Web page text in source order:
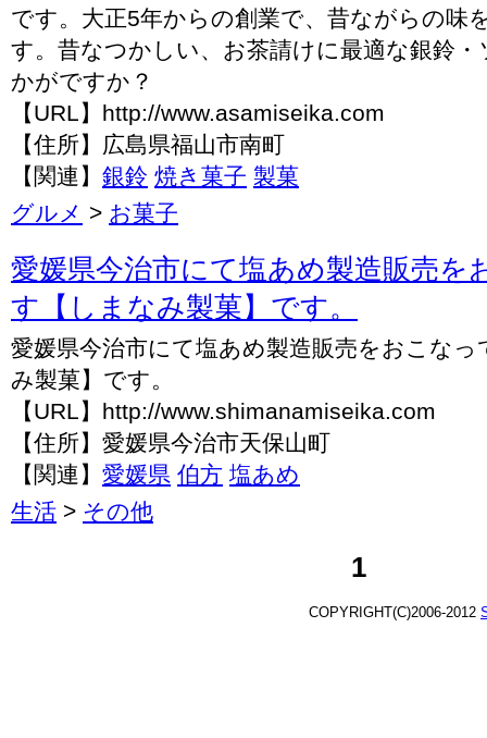
です。大正5年からの創業で、昔ながらの味
す。昔なつかしい、お茶請けに最適な銀鈴
かがですか？
【URL】http://www.asamiseika.com
【住所】広島県福山市南町
【関連】 銀鈴 焼き菓子 製菓
グルメ > お菓子
愛媛県今治市にて塩あめ製造販売を
す【しまなみ製菓】です。
愛媛県今治市にて塩あめ製造販売をおこな
み製菓】です。
【URL】http://www.shimanamiseika.com
【住所】愛媛県今治市天保山町
【関連】 愛媛県 伯方 塩あめ
生活 > その他
1
COPYRIGHT(C)2006-2012